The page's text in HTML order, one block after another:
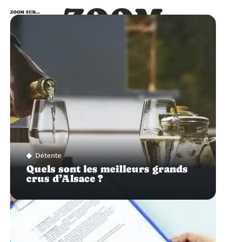
ZOOM
SUR…
ZOOM SUR…
Détente
Quels sont les meilleurs grands
crus d’Alsace ?